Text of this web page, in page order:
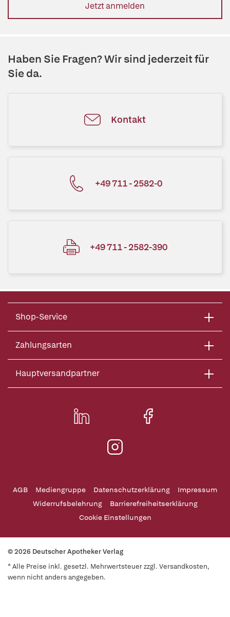
Jetzt anmelden
Haben Sie Fragen? Wir sind jederzeit für
Sie da.
Kontakt
+49 711 - 2582-0
+49 711 - 2582-390
Shop-Service
Zahlungsarten
Hauptversandpartner
AGB Mediengruppe Datenschutzerklärung
Impressum
Widerrufsbelehrung
Barrierefreiheitserklärung
Cookie Einstellungen
© 2026 Deutscher Apotheker Verlag
* Alle Preise inkl. gesetzl. Mehrwertsteuer zzgl. Versandkosten,
wenn nicht anders angegeben.